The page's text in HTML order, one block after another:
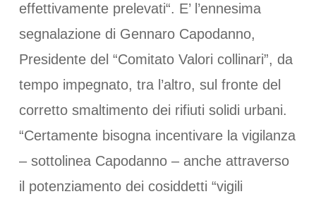
effettivamente prelevati“. E’ l’ennesima
segnalazione di Gennaro Capodanno,
Presidente del “Comitato Valori collinari”, da
tempo impegnato, tra l’altro, sul fronte del
corretto smaltimento dei rifiuti solidi urbani.
“Certamente bisogna incentivare la vigilanza
– sottolinea Capodanno – anche attraverso
il potenziamento dei cosiddetti “vigili